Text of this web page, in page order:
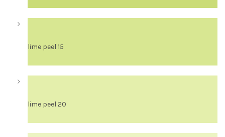
lime peel 15
lime peel 20